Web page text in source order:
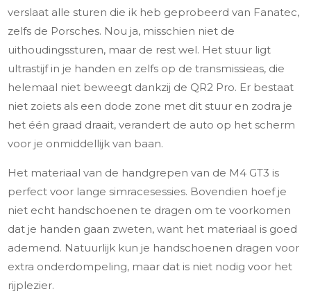
verslaat alle sturen die ik heb geprobeerd van Fanatec,
zelfs de Porsches. Nou ja, misschien niet de
uithoudingssturen, maar de rest wel. Het stuur ligt
ultrastijf in je handen en zelfs op de transmissieas, die
helemaal niet beweegt dankzij de QR2 Pro. Er bestaat
niet zoiets als een dode zone met dit stuur en zodra je
het één graad draait, verandert de auto op het scherm
voor je onmiddellijk van baan.
Het materiaal van de handgrepen van de M4 GT3 is
perfect voor lange simracesessies. Bovendien hoef je
niet echt handschoenen te dragen om te voorkomen
dat je handen gaan zweten, want het materiaal is goed
ademend. Natuurlijk kun je handschoenen dragen voor
extra onderdompeling, maar dat is niet nodig voor het
rijplezier.